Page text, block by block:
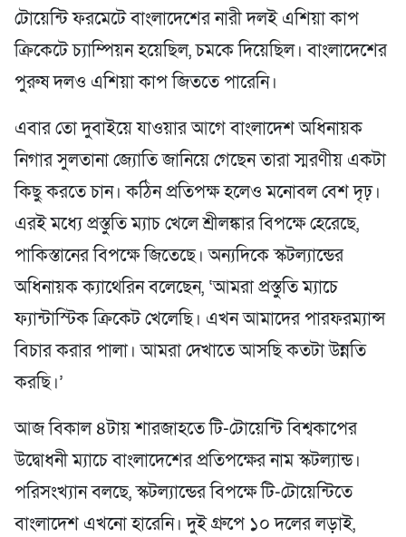
টোয়েন্টি ফরমেটে বাংলাদেশের নারী দলই এশিয়া কাপ
ক্রিকেটে চ্যাম্পিয়ন হয়েছিল, চমকে দিয়েছিল। বাংলাদেশের
পুরুষ দলও এশিয়া কাপ জিততে পারেনি।
এবার তো দুবাইয়ে যাওয়ার আগে বাংলাদেশ অধিনায়ক
নিগার সুলতানা জ্যোতি জানিয়ে গেছেন তারা স্মরণীয় একটা
কিছু করতে চান। কঠিন প্রতিপক্ষ হলেও মনোবল বেশ দৃঢ়।
এরই মধ্যে প্রস্তুতি ম্যাচ খেলে শ্রীলঙ্কার বিপক্ষে হেরেছে,
পাকিস্তানের বিপক্ষে জিতেছে। অন্যদিকে স্কটল্যান্ডের
অধিনায়ক ক্যাথেরিন বলেছেন, ‘আমরা প্রস্তুতি ম্যাচে
ফ্যান্টাস্টিক ক্রিকেট খেলেছি। এখন আমাদের পারফরম্যান্স
বিচার করার পালা। আমরা দেখাতে আসছি কতটা উন্নতি
করছি।’
আজ বিকাল ৪টায় শারজাহতে টি-টোয়েন্টি বিশ্বকাপের
উদ্বোধনী ম্যাচে বাংলাদেশের প্রতিপক্ষের নাম স্কটল্যান্ড।
পরিসংখ্যান বলছে, স্কটল্যান্ডের বিপক্ষে টি-টোয়েন্টিতে
বাংলাদেশ এখনো হারেনি। দুই গ্রুপে ১০ দলের লড়াই,